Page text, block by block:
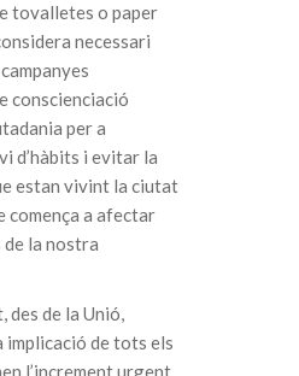
tovalletes o paper
necessari
conscienciació
per a
d’hàbits i evitar la
estan vivint la ciutat
comença a afectar
la nostra
des de la Unió,
implicació de tots els